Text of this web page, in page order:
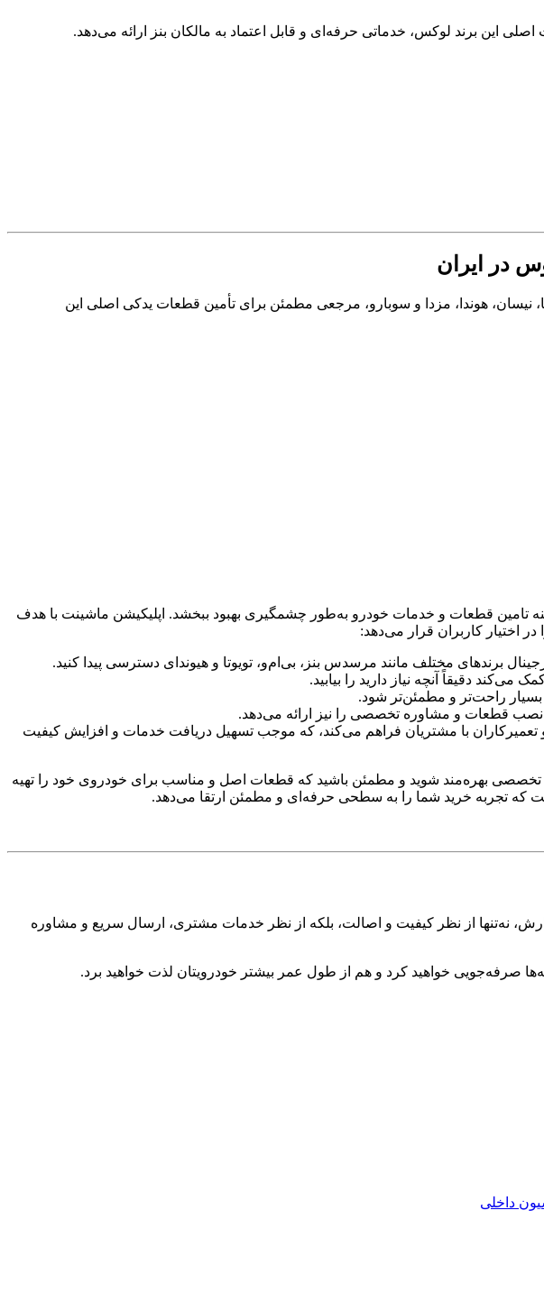
اصلی این برند لوکس، خدماتی حرفه‌ای و قابل اعتماد به مالکان بنز ارائه می‌دهد.
نیسان، هوندا، مزدا و سوبارو، مرجعی مطمئن برای تأمین قطعات یدکی اصلی این
تامین قطعات و خدمات خودرو به‌طور چشمگیری بهبود ببخشد. اپلیکیشن ماشینت با هدف
اختیار کاربران قرار می‌دهد:
برندهای مختلف مانند مرسدس بنز، بی‌ام‌و، تویوتا و هیوندای دسترسی پیدا کنید.
دقیقاً آنچه نیاز دارید را بیابید.
راحت‌تر و مطمئن‌تر شود.
نصب قطعات و مشاوره تخصصی را نیز ارائه می‌دهد.
با مشتریان فراهم می‌کند، که موجب تسهیل دریافت خدمات و افزایش کیفیت
تخصصی بهره‌مند شوید و مطمئن باشید که قطعات اصل و مناسب برای خودروی خود را تهیه
که تجربه خرید شما را به سطحی حرفه‌ای و مطمئن ارتقا می‌دهد.
نه‌تنها از نظر کیفیت و اصالت، بلکه از نظر خدمات مشتری، ارسال سریع و مشاوره
صرفه‌جویی خواهید کرد و هم از طول عمر بیشتر خودرویتان لذت خواهید برد.
داخلی